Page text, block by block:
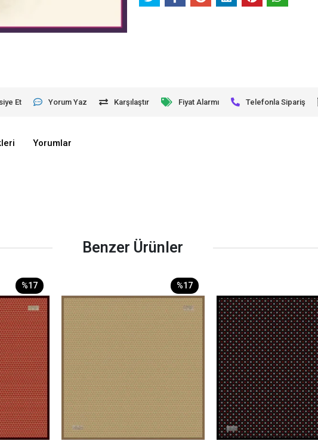
Et Yorum Yaz Karşılaştır Fiyat Alarmı Telefonla Sipariş
Yorumlar
Benzer Ürünler
%17 %17